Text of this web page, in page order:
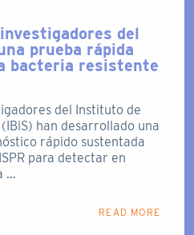
del
prueba rápida
bacteria resistente
del Instituto de
han desarrollado una
rápido sustentada
para detectar en
…
READ MORE